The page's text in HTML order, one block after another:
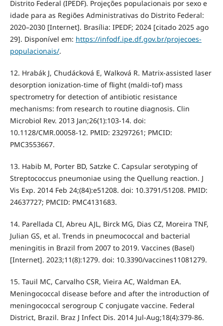
Distrito Federal (IPEDF). Projeções populacionais por sexo e
idade para as Regiões Administrativas do Distrito Federal:
2020–2030 [Internet]. Brasília: IPEDF; 2024 [citado 2025 ago
29]. Disponível em: https://infodf.ipe.df.gov.br/projecoes-
populacionais/.
12. Hrabák J, Chudácková E, Walková R. Matrix-assisted laser
desorption ionization-time of flight (maldi-tof) mass
spectrometry for detection of antibiotic resistance
mechanisms: from research to routine diagnosis. Clin
Microbiol Rev. 2013 Jan;26(1):103-14. doi:
10.1128/CMR.00058-12. PMID: 23297261; PMCID:
PMC3553667.
13. Habib M, Porter BD, Satzke C. Capsular serotyping of
Streptococcus pneumoniae using the Quellung reaction. J
Vis Exp. 2014 Feb 24;(84):e51208. doi: 10.3791/51208. PMID:
24637727; PMCID: PMC4131683.
14. Parellada CI, Abreu AJL, Birck MG, Dias CZ, Moreira TNF,
Julian GS, et al. Trends in pneumococcal and bacterial
meningitis in Brazil from 2007 to 2019. Vaccines (Basel)
[Internet]. 2023;11(8):1279. doi: 10.3390/vaccines11081279.
15. Tauil MC, Carvalho CSR, Vieira AC, Waldman EA.
Meningococcal disease before and after the introduction of
meningococcal serogroup C conjugate vaccine. Federal
District, Brazil. Braz J Infect Dis. 2014 Jul-Aug;18(4):379-86.